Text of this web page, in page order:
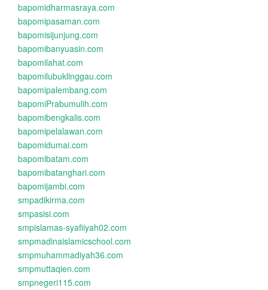
bapomidharmasraya.com
bapomipasaman.com
bapomisijunjung.com
bapomibanyuasin.com
bapomilahat.com
bapomilubuklinggau.com
bapomipalembang.com
bapomiPrabumulih.com
bapomibengkalis.com
bapomipelalawan.com
bapomidumai.com
bapomibatam.com
bapomibatanghari.com
bapomijambi.com
smpadikirma.com
smpasisi.com
smpislamas-syafiiyah02.com
smpmadinaislamicschool.com
smpmuhammadiyah36.com
smpmuttaqien.com
smpnegeri115.com